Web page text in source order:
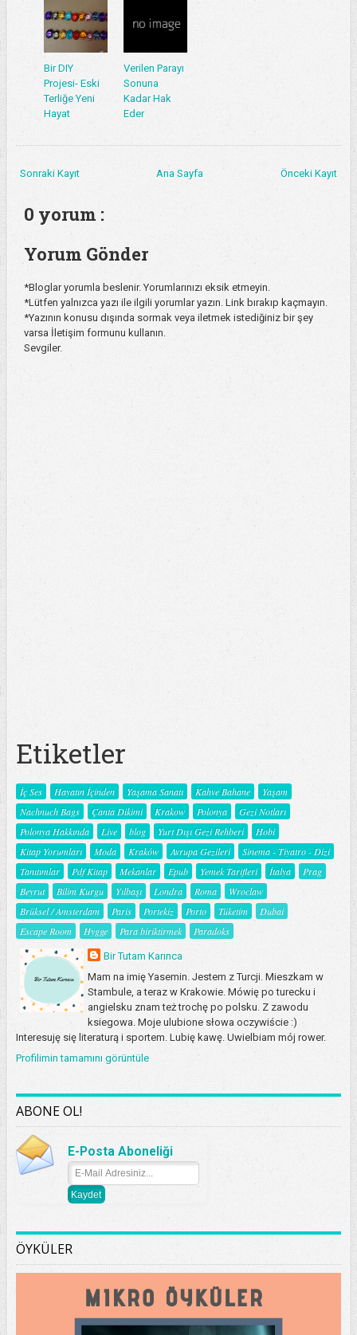
Bir DIY
Projesi- Eski
Terliğe Yeni
Hayat
Verilen Parayı
Sonuna
Kadar Hak
Eder
Sonraki Kayıt Önceki Kayıt
Ana Sayfa
0 yorum :
Yorum Gönder
*Bloglar yorumla beslenir. Yorumlarınızı eksik etmeyin.
*Lütfen yalnızca yazı ile ilgili yorumlar yazın. Link bırakıp kaçmayın.
*Yazının konusu dışında sormak veya iletmek istediğiniz bir şey
varsa İletişim formunu kullanın.
Sevgiler.
Etiketler
İç Ses Hayatın İçinden Yaşama Sanatı Kahve Bahane
Yaşam
Nachnuch Bags
Çanta Dikimi Krakow Polonya
Gezi Notları
Polonya Hakkında
Live blog Yurt Dışı Gezi Rehberi
Hobi
Kitap Yorumları
Moda Kraków Avrupa Gezileri
Sinema - Tiyatro - Dizi
Tanıtımlar
Pdf Kitap Mekanlar Epub Yemek Tarifleri İtalya
Prag
Beyrut
Bilim Kurgu Yılbaşı Londra Roma
Wroclaw
Brüksel / Amsterdam
Paris Portekiz Porto Tüketim
Dubai
Escape Room
Hygge Para biriktirmek Paradoks
Bir Tutam Karınca
Mam na imię Yasemin. Jestem z Turcji. Mieszkam w
Stambule, a teraz w Krakowie. Mówię po turecku i
angielsku znam też trochę po polsku. Z zawodu
ksiegowa. Moje ulubione słowa oczywiście :)
Interesuję się literaturą i sportem. Lubię kawę. Uwielbiam mój rower.
Profilimin tamamını görüntüle
ABONE OL!
E-Posta Aboneliği
ÖYKÜLER